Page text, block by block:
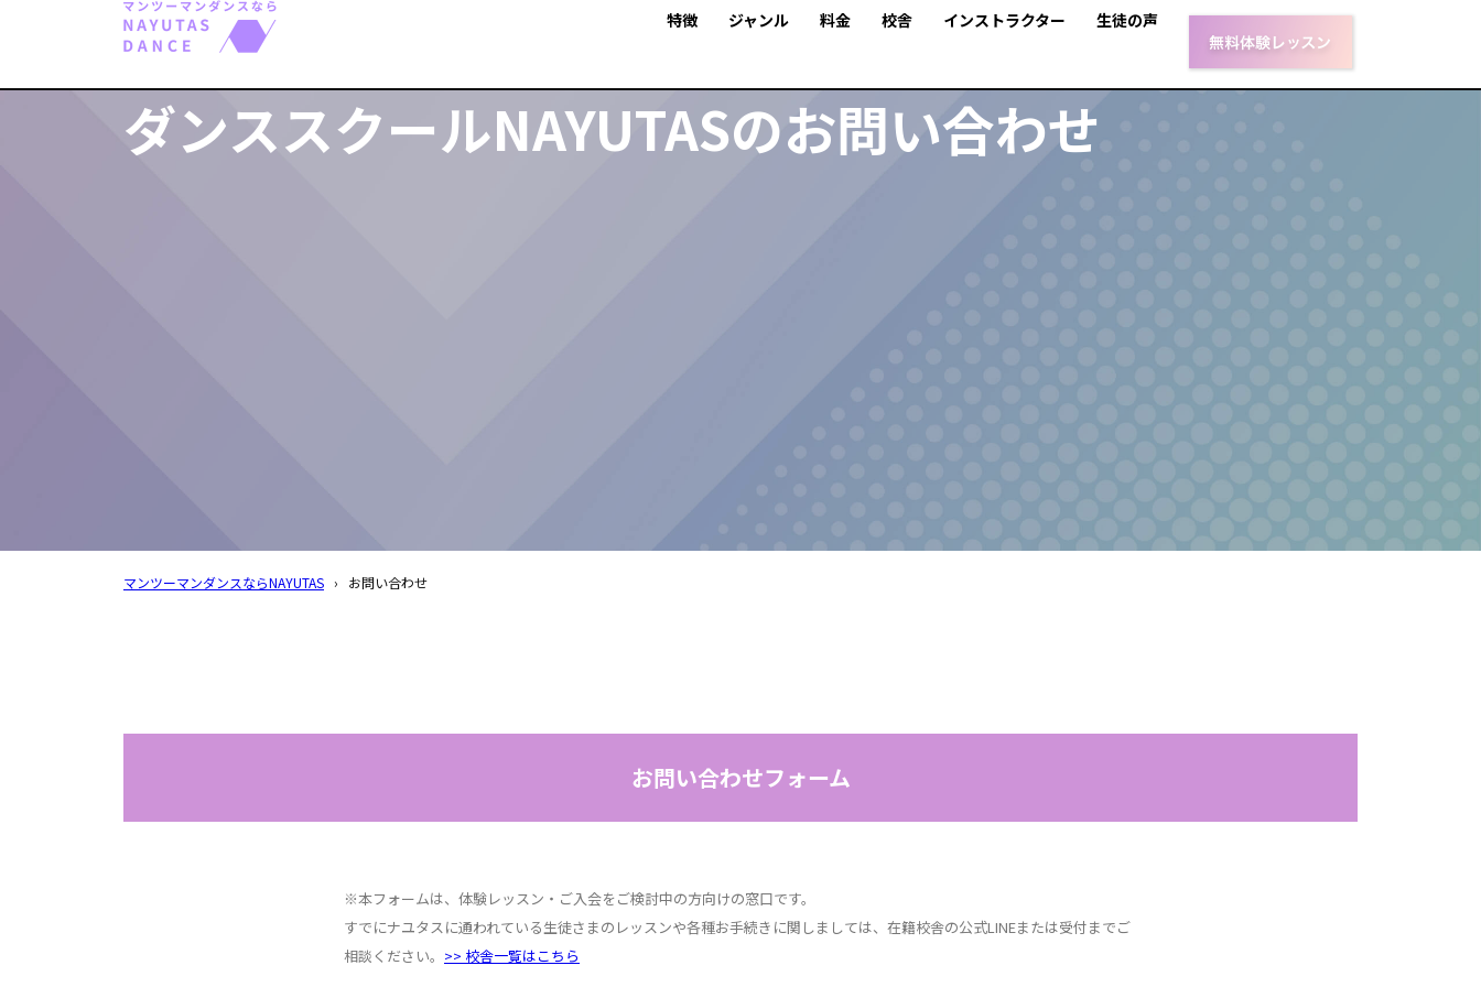
特徴 ジャンル 料金 校舎 インストラクター 生徒の声
ダンススクールNAYUTASのお問い合わせ
マンツーマンダンスならNAYUTAS › お問い合わせ
お問い合わせフォーム
※本フォームは、体験レッスン・ご入会をご検討中の方向けの窓口です。
すでにナユタスに通われている生徒さまのレッスンや各種お手続きに関しましては、在籍校舎の公式LINEまたは受付までご
相談ください。 >> 校舎一覧はこちら